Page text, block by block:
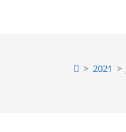
> 2021 >